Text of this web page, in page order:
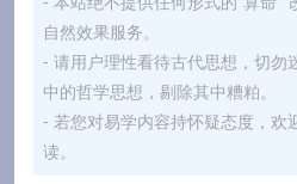
自然效果服务。
- 请用户理性看待古代思想，切勿
中的哲学思想，剔除其中糟粕。
- 若您对易学内容持怀疑态度，欢
读。